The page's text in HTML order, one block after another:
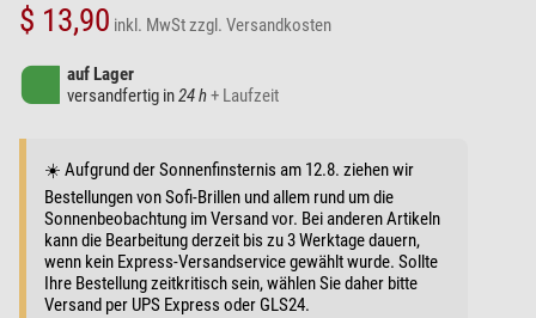
$ 13,90 inkl. MwStzzgl. Versandkosten
auf Lager
versandfertig in24 h+ Laufzeit
☀️ Aufgrund der Sonnenfinsternis am 12.8. ziehen wir
Bestellungen von Sofi-Brillen und allem rund um die
Sonnenbeobachtung im Versand vor. Bei anderen Artikeln
kann die Bearbeitung derzeit bis zu 3 Werktage dauern,
wenn kein Express-Versandservice gewählt wurde. Sollte
Ihre Bestellung zeitkritisch sein, wählen Sie daher bitte
Versand per UPS Express oder GLS24.